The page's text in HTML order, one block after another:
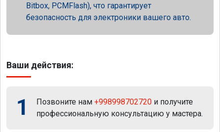
Bitbox, PCMFlash), что гарантирует
безопасность для электроники вашего авто.
Ваши действия:
1 Позвоните нам +998998702720 и получите
профессиональную консультацию у мастера.